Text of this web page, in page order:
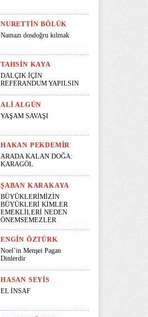
NURETTIN BÖLÜK
Namazı dosdoğru kılmak
TAHSIN KAYA
DALÇIK İÇİN
REFERANDUM YAPILSIN
ALI ALGÜN
YAŞAM SAVAŞI
HAKAN PEKDEMIR
ARADA KALAN DOĞA:
KARAGÖL
ŞABAN KARAKAYA
BÜYÜKLERİMİZİN
BÜYÜKLERİ KİMLER
EMEKLİLERİ NEDEN
ÖNEMSEMEZLER
ENGIN ÖZTÜRK
Noel’in Menşei Pagan
Dinlerdir
HASAN SEYİS
EL İNSAF